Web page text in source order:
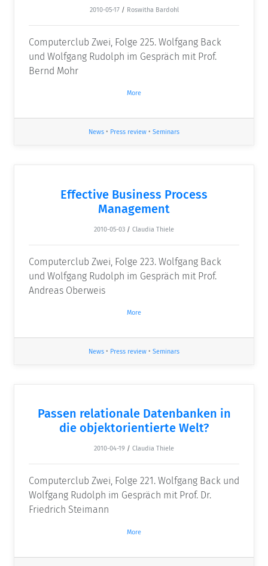
2010-05-17 / Roswitha Bardohl
Computerclub Zwei, Folge 225. Wolfgang Back
und Wolfgang Rudolph im Gespräch mit Prof.
Bernd Mohr
More
News • Press review • Seminars
Effective Business Process
Management
2010-05-03 / Claudia Thiele
Computerclub Zwei, Folge 223. Wolfgang Back
und Wolfgang Rudolph im Gespräch mit Prof.
Andreas Oberweis
More
News • Press review • Seminars
Passen relationale Datenbanken in
die objektorientierte Welt?
2010-04-19 / Claudia Thiele
Computerclub Zwei, Folge 221. Wolfgang Back und
Wolfgang Rudolph im Gespräch mit Prof. Dr.
Friedrich Steimann
More